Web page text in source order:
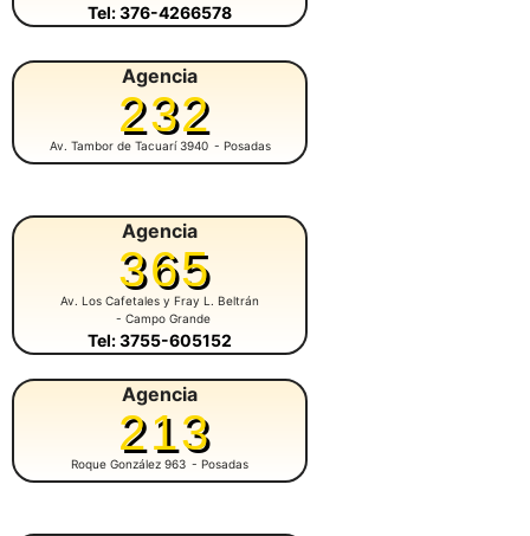
Tel: 376-4266578
Agencia
232
Av. Tambor de Tacuarí 3940 - Posadas
Agencia
365
Av. Los Cafetales y Fray L. Beltrán
- Campo Grande
Tel: 3755-605152
Agencia
213
Roque González 963 - Posadas